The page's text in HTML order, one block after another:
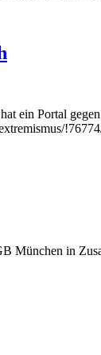
ein Portal
München in